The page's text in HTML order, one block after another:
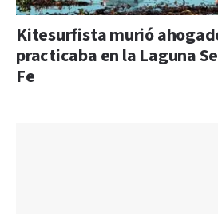
Kitesurfista murió
practicaba en la Laguna
Fe